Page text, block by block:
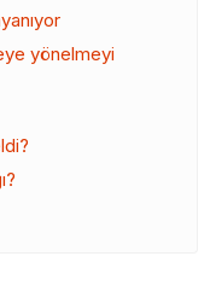
yönelmeyi